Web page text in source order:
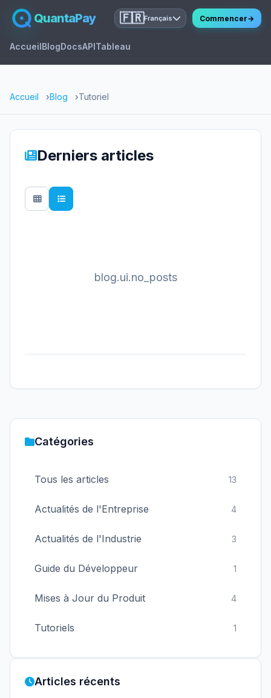
QuantaPay
AccueilBlogDocsAPITableau
🇫🇷Français Commencer→
Accueil Blog Tutoriel
Catégories
Tous les articles 13
Actualités de l'Entreprise 4
Actualités de l'Industrie 3
Guide du Développeur 1
Mises à Jour du Produit 4
Tutoriels 1
Articles récents
Derniers articles
blog.ui.no_posts